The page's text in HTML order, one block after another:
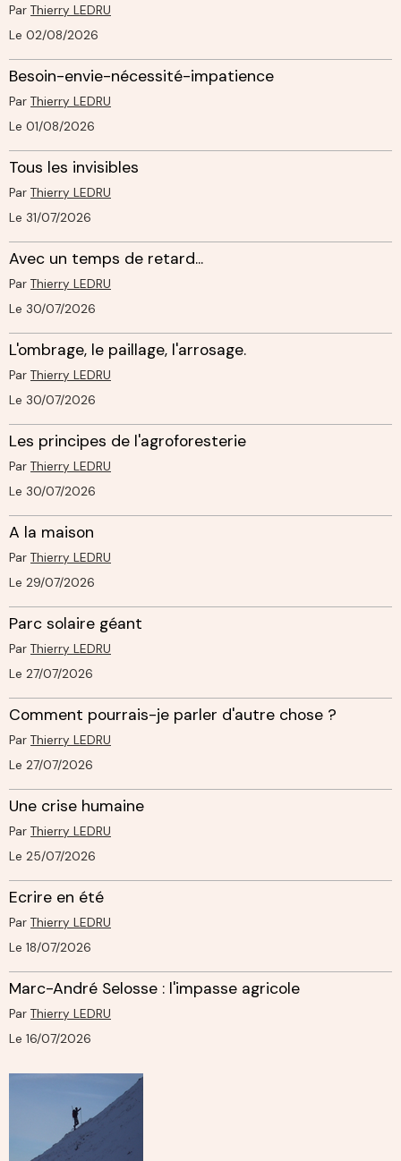
Par Thierry LEDRU
Le 02/08/2026
Besoin-envie-nécessité-impatience
Par Thierry LEDRU
Le 01/08/2026
Tous les invisibles
Par Thierry LEDRU
Le 31/07/2026
Avec un temps de retard...
Par Thierry LEDRU
Le 30/07/2026
L'ombrage, le paillage, l'arrosage.
Par Thierry LEDRU
Le 30/07/2026
Les principes de l'agroforesterie
Par Thierry LEDRU
Le 30/07/2026
A la maison
Par Thierry LEDRU
Le 29/07/2026
Parc solaire géant
Par Thierry LEDRU
Le 27/07/2026
Comment pourrais-je parler d'autre chose ?
Par Thierry LEDRU
Le 27/07/2026
Une crise humaine
Par Thierry LEDRU
Le 25/07/2026
Ecrire en été
Par Thierry LEDRU
Le 18/07/2026
Marc-André Selosse : l'impasse agricole
Par Thierry LEDRU
Le 16/07/2026